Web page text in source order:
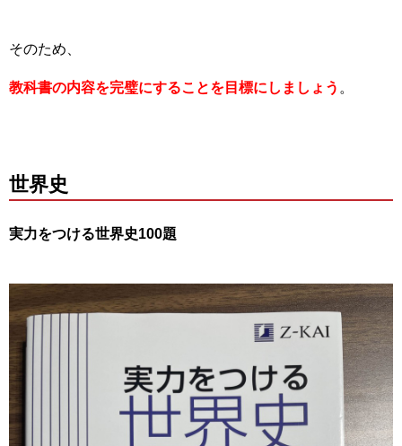
そのため、
教科書の内容を完璧にすることを目標にしましょう 。
世界史
実力をつける世界史100題